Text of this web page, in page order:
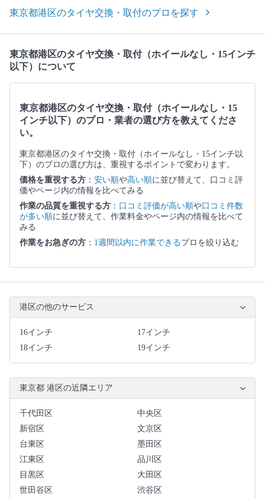
東京都港区のタイヤ交換・取付のプロを探す
東京都港区のタイヤ交換・取付（ホイールなし・15インチ
以下）について
東京都港区のタイヤ交換・取付（ホイールなし・15
インチ以下）のプロ・業者の選び方を教えてくださ
い。
東京都港区のタイヤ交換・取付（ホイールなし・15インチ以
下）のプロの選び方は、重視するポイントで変わります。
価格を重視する方 ： 安い順や高い順に並び替えて、口コミ評
価やページ内の情報を比べてみる
作業の品質を重視する方 ： 口コミ評価が高い順や口コミ件数
が多い順に並び替えて、作業料金やページ内の情報を比べて
みる
作業をお急ぎの方 ： 1週間以内に作業できるプロを絞り込む
港区の他のサービス
16インチ
17インチ
18インチ
19インチ
東京都 港区の近隣エリア
千代田区
中央区
新宿区
文京区
台東区
墨田区
江東区
品川区
目黒区
大田区
世田谷区
渋谷区